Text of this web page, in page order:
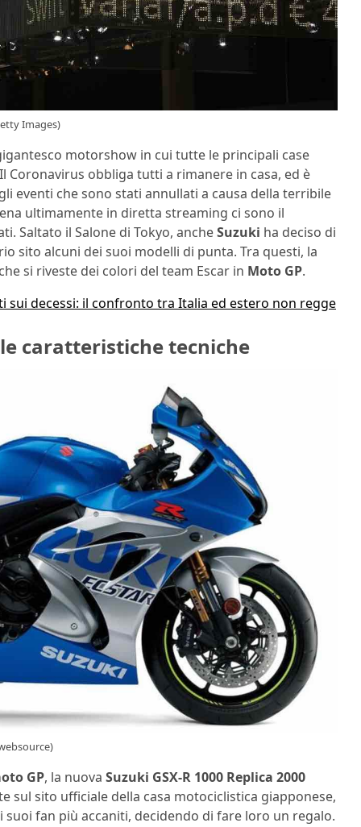
Images)
motorshow in cui tutte le principali case
Coronavirus obbliga tutti a rimanere in casa, ed è
eventi che sono stati annullati a causa della terribile
ultimamente in diretta streaming ci sono il
Saltato il Salone di Tokyo, ancheSuzuki ha deciso di
sito alcuni dei suoi modelli di punta. Tra questi, la
si riveste dei colori del team Escar in Moto GP.
sui decessi: il confronto tra Italia ed estero non regge
le caratteristiche tecniche
GP, la nuova Suzuki GSX-R 1000 Replica 2000
sito ufficiale della casa motociclistica giapponese,
fan più accaniti, decidendo di fare loro un regalo.